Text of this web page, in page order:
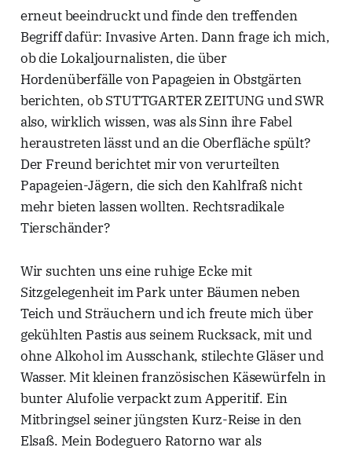
erneut beeindruckt und finde den treffenden
Begriff dafür: Invasive Arten. Dann frage ich mich,
ob die Lokaljournalisten, die über
Hordenüberfälle von Papageien in Obstgärten
berichten, ob STUTTGARTER ZEITUNG und SWR
also, wirklich wissen, was als Sinn ihre Fabel
heraustreten lässt und an die Oberfläche spült?
Der Freund berichtet mir von verurteilten
Papageien-Jägern, die sich den Kahlfraß nicht
mehr bieten lassen wollten. Rechtsradikale
Tierschänder?
Wir suchten uns eine ruhige Ecke mit
Sitzgelegenheit im Park unter Bäumen neben
Teich und Sträuchern und ich freute mich über
gekühlten Pastis aus seinem Rucksack, mit und
ohne Alkohol im Ausschank, stilechte Gläser und
Wasser. Mit kleinen französischen Käsewürfeln in
bunter Alufolie verpackt zum Apperitif. Ein
Mitbringsel seiner jüngsten Kurz-Reise in den
Elsaß. Mein Bodeguero Ratorno war als